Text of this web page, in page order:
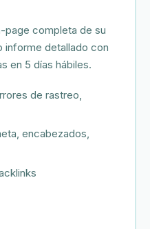
page completa de su
informe detallado con
en 5 días hábiles.
de rastreo,
encabezados,